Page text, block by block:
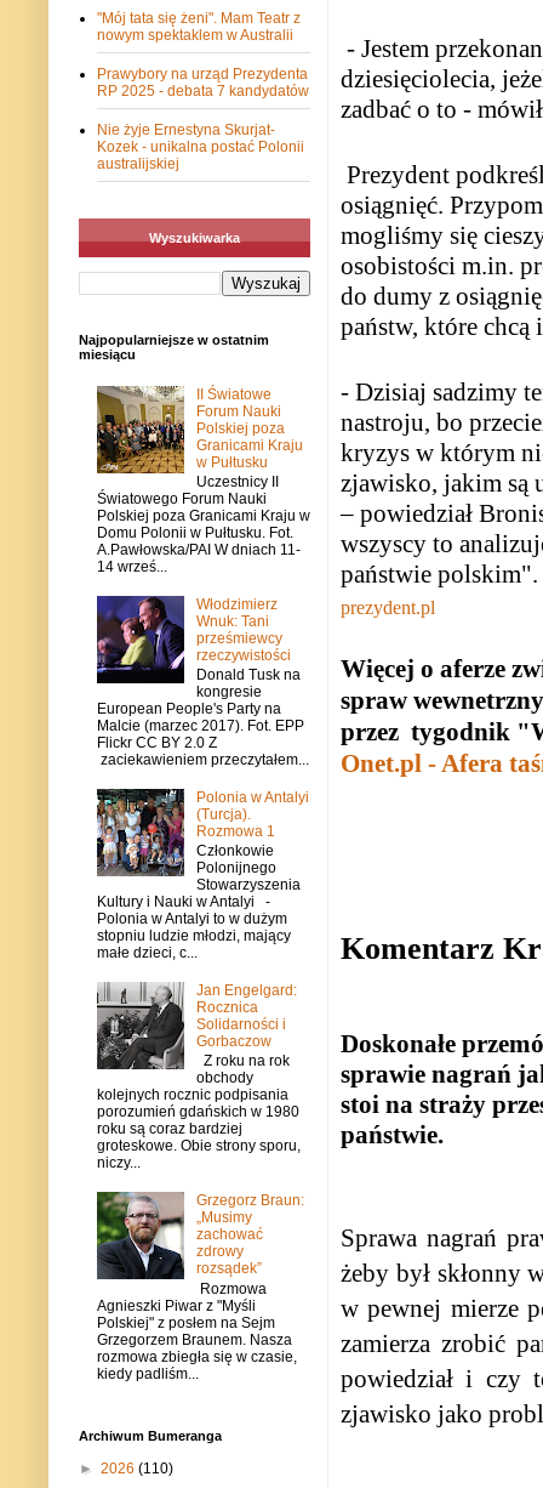
- Jestem
dziesięciolecia,
zadbać o to -
Prezydent
osiągnięć.
mogliśmy się
osobistości m.in.
do dumy z
państw, które
- Dzisiaj sadzimy
nastroju, bo
kryzys w którym
zjawisko, jakim są
– powiedział
wszyscy to
państwie polskim".
prezydent.pl
Więcej o aferze
spraw
przez tygodnik
Onet.pl - Afera
Komentarz
Doskonałe
sprawie nagrań
stoi na straży
państwie.
Sprawa nagrań
żeby był skłonny
w pewnej mierze
zamierza zrobić
powiedział i czy
zjawisko jako
"Mój tata się żeni". Mam Teatr z
nowym spektaklem w Australii
Prawybory na urząd Prezydenta
RP 2025 - debata 7 kandydatów
Nie żyje Ernestyna Skurjat-
Kozek - unikalna postać Polonii
australijskiej
Wyszukiwarka
Najpopularniejsze w ostatnim
miesiącu
II Światowe
Forum Nauki
Polskiej poza
Granicami Kraju
w Pułtusku
Uczestnicy II
Światowego Forum Nauki
Polskiej poza Granicami Kraju w
Domu Polonii w Pułtusku. Fot.
A.Pawłowska/PAI W dniach 11-
14 wrześ...
Włodzimierz
Wnuk: Tani
prześmiewcy
rzeczywistości
Donald Tusk na
kongresie
European People's Party na
Malcie (marzec 2017). Fot. EPP
Flickr CC BY 2.0 Z
zaciekawieniem przeczytałem...
Polonia w Antalyi
(Turcja).
Rozmowa 1
Członkowie
Polonijnego
Stowarzyszenia
Kultury i Nauki w Antalyi -
Polonia w Antalyi to w dużym
stopniu ludzie młodzi, mający
małe dzieci, c...
Jan Engelgard:
Rocznica
Solidarności i
Gorbaczow
Z roku na rok
obchody
kolejnych rocznic podpisania
porozumień gdańskich w 1980
roku są coraz bardziej
groteskowe. Obie strony sporu,
niczy...
Grzegorz Braun:
„Musimy
zachować
zdrowy
rozsądek”
Rozmowa
Agnieszki Piwar z "Myśli
Polskiej" z posłem na Sejm
Grzegorzem Braunem. Nasza
rozmowa zbiegła się w czasie,
kiedy padliśm...
Archiwum Bumeranga
► 2026 (110)